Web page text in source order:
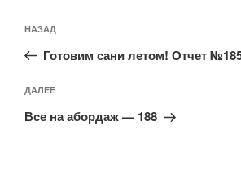
по
записям
Предыдущая
запись:
НАЗАД
Готовим сани летом! Отчет
Следующая
запись
ДАЛЕЕ
Все на абордаж — 188